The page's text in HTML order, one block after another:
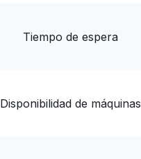
Tiempo de espera
Disponibilidad de máquinas